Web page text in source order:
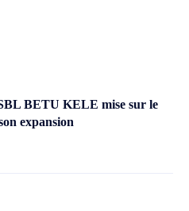
BETU KELE mise sur le
expansion